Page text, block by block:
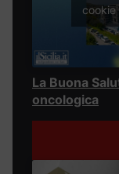
La Buona
oncologica